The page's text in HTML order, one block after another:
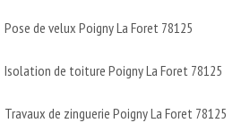
Pose de velux Poigny La Foret 78125
Isolation de toiture Poigny La Foret 78125
Travaux de zinguerie Poigny La Foret 78125